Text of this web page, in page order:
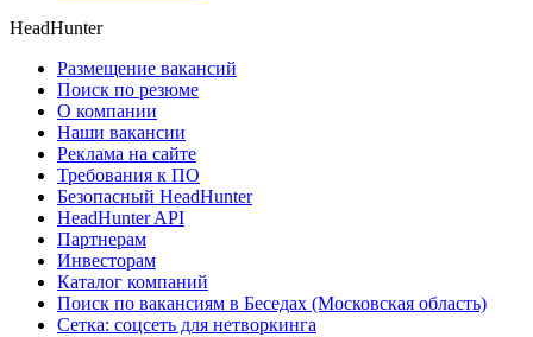
HeadHunter
Размещение вакансий
Поиск по резюме
О компании
Наши вакансии
Реклама на сайте
Требования к ПО
Безопасный HeadHunter
HeadHunter API
Партнерам
Инвесторам
Каталог компаний
Поиск по вакансиям в Беседах (Московская область)
Сетка: соцсеть для нетворкинга